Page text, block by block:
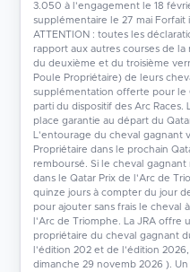
3.050 à l'engagement le 18
supplémentaire le 27 mai Forfait
ATTENTION : toutes les
rapport aux autres courses de la
du deuxième et du troisième
Poule Propriétaire) de leurs
supplémentation offerte pour le
parti du dispositif des Arc
place garantie au départ du
L'entourage du cheval gagnant
Propriétaire dans le prochain
remboursé. Si le cheval
dans le Qatar Prix de l'Arc de
quinze jours à compter du jour
pour ajouter sans frais le cheval
l'Arc de Triomphe. La JRA offre
propriétaire du cheval gagnant
l'édition 202 et de l'édition
dimanche 29 novemb 2026 ).